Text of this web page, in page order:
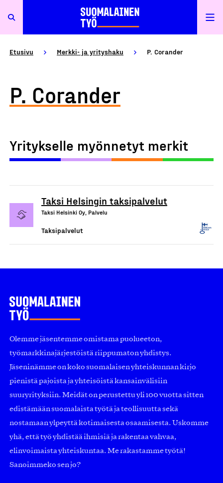
Etusivu Merkki- ja yrityshaku P. Corander
P. Corander
Yritykselle myönnetyt merkit
Taksi Helsingin taksipalvelut
Taksi Helsinki Oy, Palvelu
Taksipalvelut
Olemme jäsentemme omistama puolueeton,
työmarkkinajärjestöistä riippumaton yhdistys.
Jäseninämme on koko suomalaisen yhteiskunnan kirjo
pienistä pajoista ja yhteisöistä kansainvälisiin
suuryrityksiin. Meidät on perustettu yli 100 vuotta sitten
edistämään suomalaista työtä ja teollisuutta sekä
nostamaan ylpeyttä kotimaisesta osaamisesta. Uskomme
yhä, että työ yhdistää ihmisiä ja rakentaa vahvaa,
elinvoimaista yhteiskuntaa. Me rakastamme työtä!
Sanoimmeko sen jo?